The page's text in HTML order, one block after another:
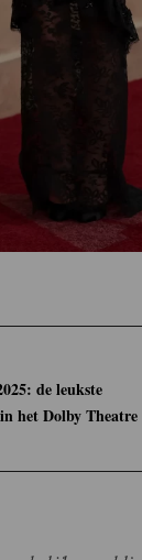
de leukste
het Dolby Theatre